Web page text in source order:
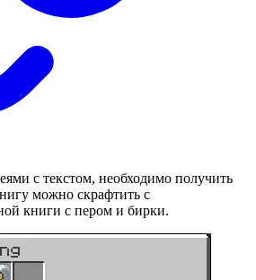
с текстом, необходимо получить
можно скрафтить с
книги с пером и бирки.